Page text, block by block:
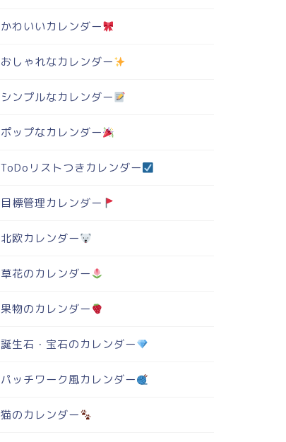
かわいいカレンダー
おしゃれなカレンダー
シンプルなカレンダー
ポップなカレンダー
ToDoリストつきカレンダー
目標管理カレンダー
北欧カレンダー
草花のカレンダー
果物のカレンダー
誕生石・宝石のカレンダー
パッチワーク風カレンダー
猫のカレンダー